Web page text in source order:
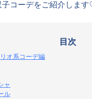
子コーデをご紹介しま
目次
オ系コーデ編
ャ
ル